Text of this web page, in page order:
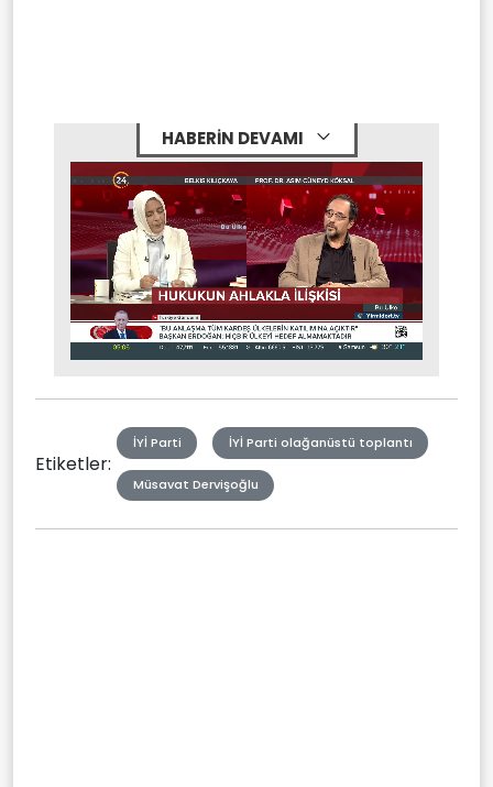
HABERİN DEVAMI
Mute Stream
Etiketler:
İYİ Parti İYİ Parti olağanüstü toplantı
Müsavat Dervişoğlu